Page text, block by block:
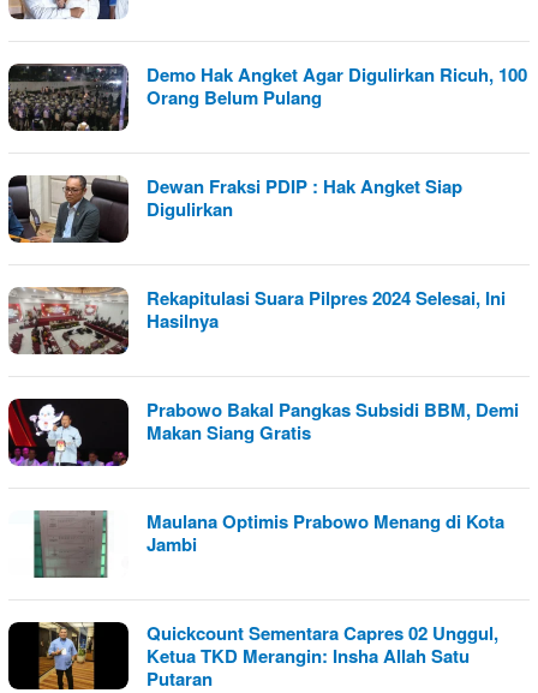
Demo Hak Angket Agar Digulirkan Ricuh, 100
Orang Belum Pulang
Dewan Fraksi PDIP : Hak Angket Siap
Digulirkan
Rekapitulasi Suara Pilpres 2024 Selesai, Ini
Hasilnya
Prabowo Bakal Pangkas Subsidi BBM, Demi
Makan Siang Gratis
Maulana Optimis Prabowo Menang di Kota
Jambi
Quickcount Sementara Capres 02 Unggul,
Ketua TKD Merangin: Insha Allah Satu
Putaran